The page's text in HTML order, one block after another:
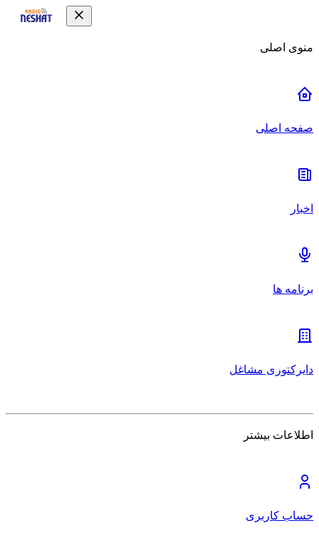
منوی اصلی
صفحه اصلی
اخبار
برنامه ها
دایرکتوری مشاغل
اطلاعات بیشتر
حساب کاربری